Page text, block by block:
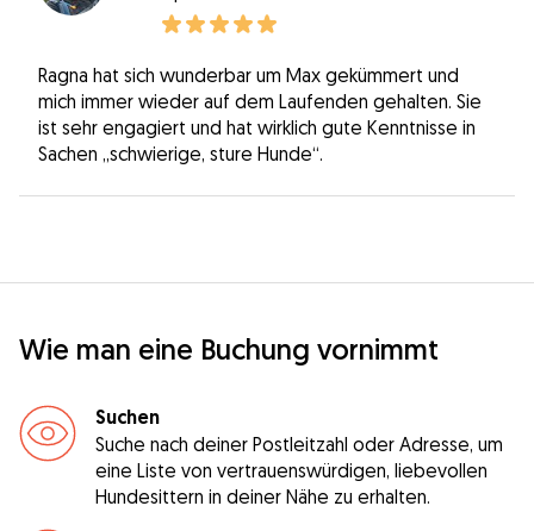
Ragna hat sich wunderbar um Max gekümmert und
mich immer wieder auf dem Laufenden gehalten. Sie
ist sehr engagiert und hat wirklich gute Kenntnisse in
Sachen „schwierige, sture Hunde“.
Wie man eine Buchung vornimmt
Suchen
Suche nach deiner Postleitzahl oder Adresse, um
eine Liste von vertrauenswürdigen, liebevollen
Hundesittern in deiner Nähe zu erhalten.